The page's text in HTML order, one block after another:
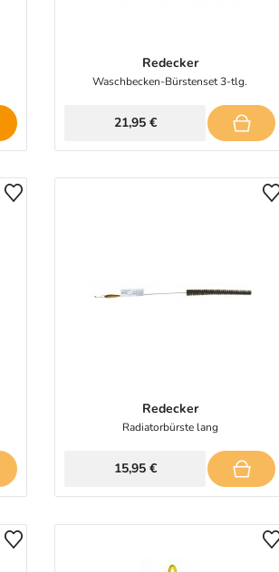
Redecker
Waschbecken-Bürstenset 3-tlg.
21,95 €
Redecker
Radiatorbürste lang
15,95 €